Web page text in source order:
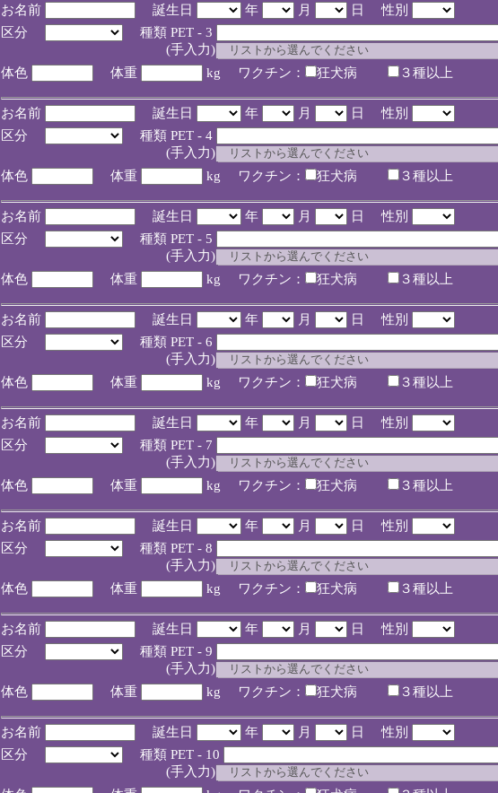
お名前 誕生日 年 月
日 性別
区分
種類 PET - 3
(手入力)
体色
体重 kg ワクチン： 狂犬病 ３種以上
お名前 誕生日 年 月
日 性別
区分
種類 PET - 4
(手入力)
体色
体重 kg ワクチン： 狂犬病 ３種以上
お名前 誕生日 年 月
日 性別
区分
種類 PET - 5
(手入力)
体色
体重 kg ワクチン： 狂犬病 ３種以上
お名前 誕生日 年 月
日 性別
区分
種類 PET - 6
(手入力)
体色
体重 kg ワクチン： 狂犬病 ３種以上
お名前 誕生日 年 月
日 性別
区分
種類 PET - 7
(手入力)
体色
体重 kg ワクチン： 狂犬病 ３種以上
お名前 誕生日 年 月
日 性別
区分
種類 PET - 8
(手入力)
体色
体重 kg ワクチン： 狂犬病 ３種以上
お名前 誕生日 年 月
日 性別
区分
種類 PET - 9
(手入力)
体色
体重 kg ワクチン： 狂犬病 ３種以上
お名前 誕生日 年 月
日 性別
区分
種類 PET - 10
(手入力)